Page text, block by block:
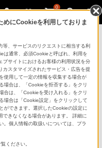
0
リンク
報
、2020年8月31日
めにCookieを利用しておりま
、サービスのリクエストに相当する利
は通常、必須Cookieと呼ばれ、利用を
ブサイトにおけるお客様の利用状況を分
スタマイズされたサービス・広告を提
使用して一定の情報を収集する場合が
場合は、「Cookieを拒否する」をクリ
合は、「Cookieを受け入れる」をクリ
場合は「Cookie設定」をクリックして
ができます。選択したCookieの設定に
できなくなる場合があります。 詳細に
。個人情報の取扱いについては、プラ
ください。